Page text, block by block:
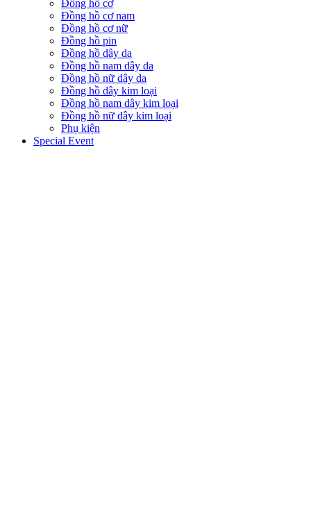
Đồng hồ cơ
Đồng hồ cơ nam
Đồng hồ cơ nữ
Đồng hồ pin
Đồng hồ dây da
Đồng hồ nam dây da
Đồng hồ nữ dây da
Đồng hồ dây kim loại
Đồng hồ nam dây kim loại
Đồng hồ nữ dây kim loại
Phụ kiện
Special Event